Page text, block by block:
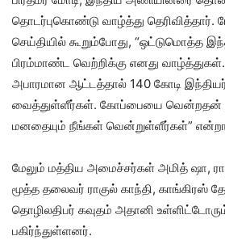
தொடர்புகொண்டு வாழ்த்து தெரிவித்தார்.
செய்தியில் கூறும்போது, “ஒட்டுமொத்த
பிரம்மாண்ட வெற்றிக்கு எனது
அபாரமான ஆட்டத்தால் 140 கோடி
வைத்துள்ளீர்கள். கோப்பையை வென்றதன்
மனதையும் நீங்கள் வென்றுள்ளீர்கள்”
மேலும் மத்திய அமைச்சர்கள் அமித் ஷா,
மூத்த தலைவர் ராகுல் காந்தி, காங்கிரஸ்
தொழிலதிபர் கவுதம் அதானி
பகிர்ந்துள்ளனர்.